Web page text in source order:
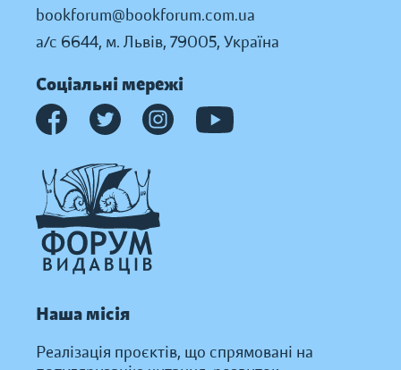
bookforum@bookforum.com.ua
а/с 6644, м. Львів, 79005, Україна
Соціальні мережі
Наша місія
Реалізація проєктів, що спрямовані на